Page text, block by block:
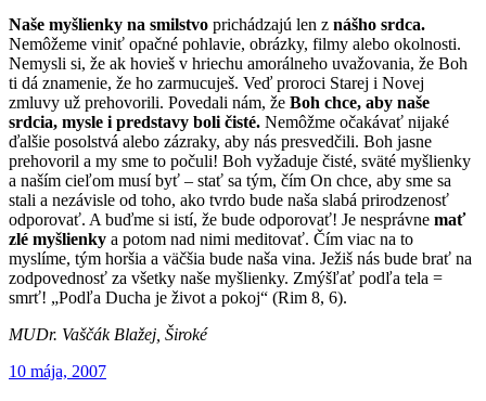
Naše myšlienky na smilstvo prichádzajú len z nášho srdca.
Nemôžeme viniť opačné pohlavie, obrázky, filmy alebo okolnosti.
Nemysli si, že ak hovieš v hriechu amorálneho uvažovania, že Boh
ti dá znamenie, že ho zarmucuješ. Veď proroci Starej i Novej
zmluvy už prehovorili. Povedali nám, že Boh chce, aby naše
srdcia, mysle i predstavy boli čisté. Nemôžme očakávať nijaké
ďalšie posolstvá alebo zázraky, aby nás presvedčili. Boh jasne
prehovoril a my sme to počuli! Boh vyžaduje čisté, sväté myš­lienky
a naším cieľom musí byť – stať sa tým, čím On chce, aby sme sa
stali a nezávisle od toho, ako tvrdo bude naša slabá prirodzenosť
odpo­rovať. A buďme si istí, že bude odporovať! Je nesprávne mať
zlé myšlienky a potom nad nimi meditovať. Čím viac na to
myslíme, tým horšia a väčšia bude naša vina. Ježiš nás bude brať na
zodpovednosť za všetky naše myš­lienky. Zmýšľať podľa tela =
smrť! „Podľa Ducha je život a pokoj“ (Rim 8, 6).
MUDr. Vaščák Blažej, Široké
Publikované
10 mája, 2007